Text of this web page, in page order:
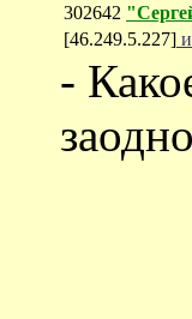
302642
[46.249.5.227]
-